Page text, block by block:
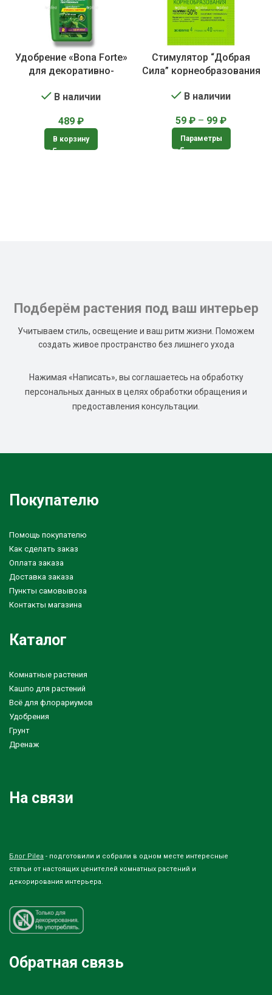
Удобрение «Bona Forte»
для декоративно-
В наличии
489 ₽
В корзину
Стимулятор “Добрая
Сила” корнеобразования
В наличии
59 ₽ – 99 ₽
Параметры
Подберём растения под ваш интерьер
Учитываем стиль, освещение и ваш ритм жизни. Поможем
создать живое пространство без лишнего ухода
Нажимая «Написать», вы соглашаетесь на обработку
персональных данных в целях обработки обращения и
предоставления консультации.
Покупателю
Помощь покупателю
Как сделать заказ
Оплата заказа
Доставка заказа
Пункты самовывоза
Контакты магазина
Каталог
Комнатные растения
Кашпо для растений
Всё для флорариумов
Удобрения
Грунт
Дренаж
На связи
Блог Pilea - подготовили и собрали в одном месте интересные
статьи от настоящих ценителей комнатных растений и
декорирования интерьера.
Обратная связь